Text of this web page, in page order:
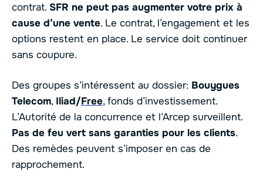
contrat. SFR ne peut pas augmenter votre prix à
cause d’une vente. Le contrat, l’engagement et les
options restent en place. Le service doit continuer
sans coupure.
Des groupes s’intéressent au dossier: Bouygues
Telecom, Iliad/Free, fonds d’investissement.
L’Autorité de la concurrence et l’Arcep surveillent.
Pas de feu vert sans garanties pour les clients.
Des remèdes peuvent s’imposer en cas de
rapprochement.